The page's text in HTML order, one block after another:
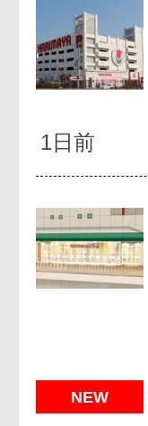
1日前
NEW